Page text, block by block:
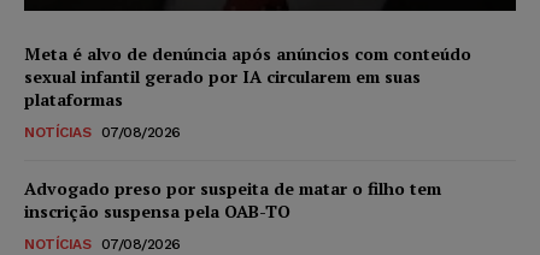
Meta é alvo de denúncia após anúncios com conteúdo
sexual infantil gerado por IA circularem em suas
plataformas
NOTÍCIAS 07/08/2026
Advogado preso por suspeita de matar o filho tem
inscrição suspensa pela OAB-TO
NOTÍCIAS 07/08/2026